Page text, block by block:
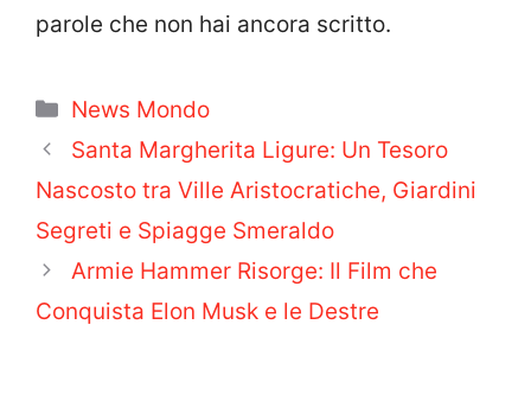
parole che non hai ancora scritto.
Categorie
News Mondo
Santa Margherita Ligure: Un Tesoro
Nascosto tra Ville Aristocratiche, Giardini
Segreti e Spiagge Smeraldo
Armie Hammer Risorge: Il Film che
Conquista Elon Musk e le Destre